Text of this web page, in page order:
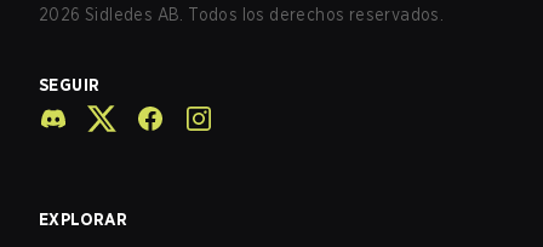
2026 Sidledes AB. Todos los derechos reservados.
SEGUIR
EXPLORAR